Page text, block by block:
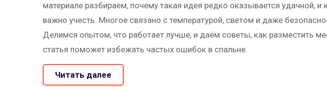
материале разбираем, почему такая идея редко оказывается удачной,
важно учесть. Многое связано с температурой, светом и даже
Делимся опытом, что работает лучше, и даём советы, как разместить
статья поможет избежать частых ошибок в спальне.
Читать далее